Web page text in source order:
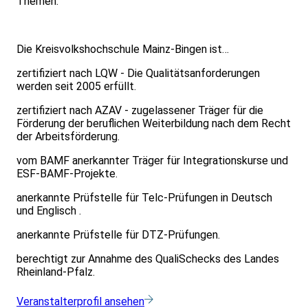
Die Kreisvolkshochschule Mainz-Bingen ist…
zertifiziert nach LQW - Die Qualitätsanforderungen
werden seit 2005 erfüllt.
zertifiziert nach AZAV - zugelassener Träger für die
Förderung der beruflichen Weiterbildung nach dem Recht
der Arbeitsförderung.
vom BAMF anerkannter Träger für Integrationskurse und
ESF-BAMF-Projekte.
anerkannte Prüfstelle für Telc-Prüfungen in Deutsch
und Englisch .
anerkannte Prüfstelle für DTZ-Prüfungen.
berechtigt zur Annahme des QualiSchecks des Landes
Rheinland-Pfalz.
Veranstalterprofil ansehen